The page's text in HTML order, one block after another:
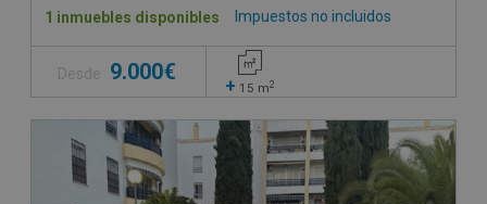
Impuestos no incluidos
1 inmuebles disponibles
Desde 9.000€
+ 15 m2